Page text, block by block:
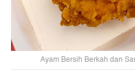
Ayam Bersih Berkah dan